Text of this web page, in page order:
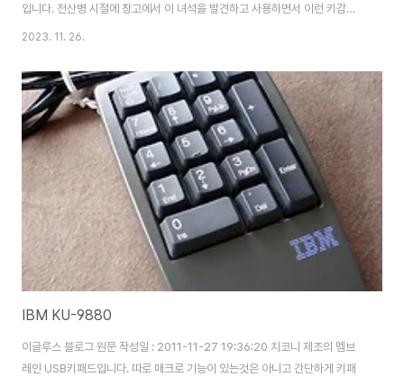
입니다. 전산병 시절에 창고에서 이 녀석을 발견하고 사용하면서 이런 키감도
있을 수 있구나 라는 걸 알게되었습니다. 전역 후 본격적으로 키보딩에 늪에 빠
이 들어가 있어 무게가 묵직하고 키감은 한마디로 쫀득하다는 표현이 딱 맞을
듯 싶습니다.
2023. 11. 26.
IBM KU-9880
이글루스 블로그 원문 작성일 : 2011-11-27 19:36:20 치코니 제조의 멤브
레인 USB키패드입니다. 따로 매크로 기능이 있는것은 아니고 간단하게 키패